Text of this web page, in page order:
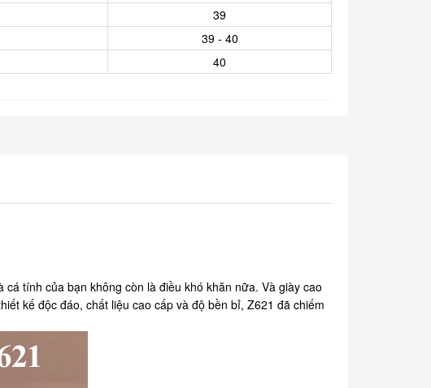
39
39 - 40
40
cá tính của bạn không còn là điều khó khăn nữa. Và giày cao
kế độc đáo, chất liệu cao cấp và độ bền bỉ, Z621 đã chiếm